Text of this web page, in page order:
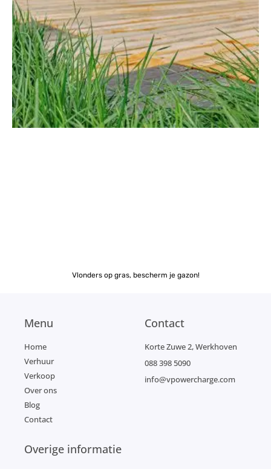
Vlonders op gras, bescherm je gazon!
Menu
Home
Verhuur
Verkoop
Over ons
Blog
Contact
Contact
Korte Zuwe 2, Werkhoven
088 398 5090
info@vpowercharge.com
Overige informatie